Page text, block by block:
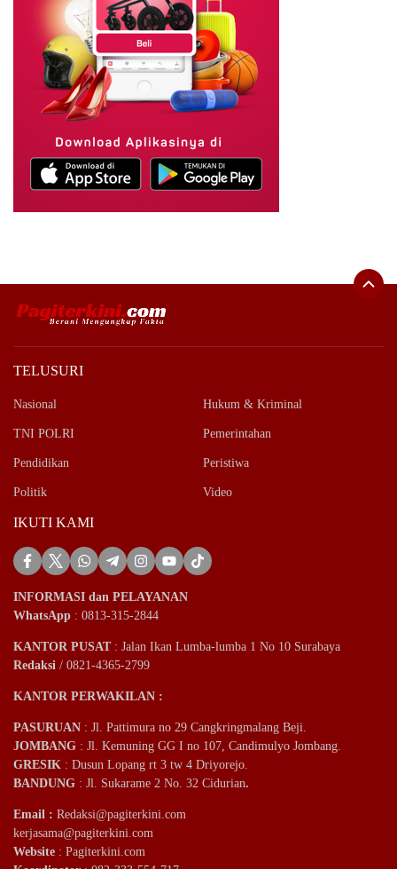
TELUSURI
Nasional Hukum & Kriminal
TNI POLRI Pemerintahan
Pendidikan Peristiwa
Politik Video
IKUTI KAMI
INFORMASI dan PELAYANAN
WhatsApp : 0813-315-2844
KANTOR PUSAT: Jalan Ikan Lumba-lumba 1 No 10 Surabaya
Redaksi / 0821-4365-2799
KANTOR PERWAKILAN :
PASURUAN : Jl. Pattimura no 29 Cangkringmalang Beji.
JOMBANG : Jl. Kemuning GG I no 107, Candimulyo Jombang.
GRESIK : Dusun Lopang rt 3 tw 4 Driyorejo.
BANDUNG : Jl. Sukarame 2 No. 32 Cidurian.
Email : Redaksi@pagiterkini.com
kerjasama@pagiterkini.com
Website : Pagiterkini.com